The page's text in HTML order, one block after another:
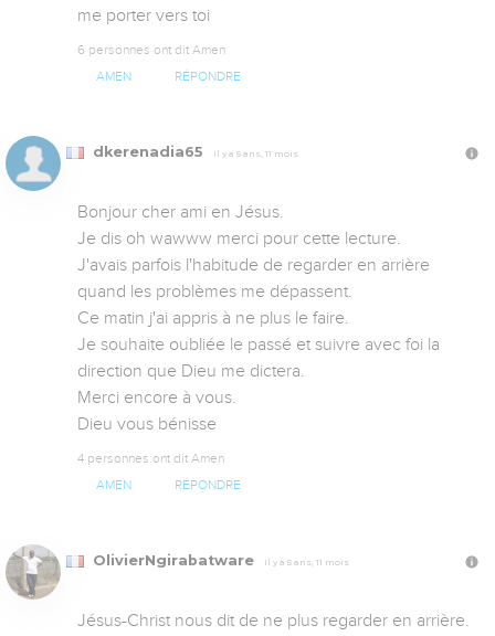
me porter vers toi
6 personnes ont dit Amen
AMEN RÉPONDRE
dkerenadia65 Il y a 5 ans, 11 mois
Bonjour cher ami en Jésus.
Je dis oh wawww merci pour cette lecture.
J'avais parfois l'habitude de regarder en arrière
quand les problèmes me dépassent.
Ce matin j'ai appris à ne plus le faire.
Je souhaite oubliée le passé et suivre avec foi la
direction que Dieu me dictera.
Merci encore à vous.
Dieu vous bénisse
4 personnes ont dit Amen
AMEN RÉPONDRE
OlivierNgirabatware Il y a 5 ans, 11 mois
Jésus-Christ nous dit de ne plus regarder en arrière.